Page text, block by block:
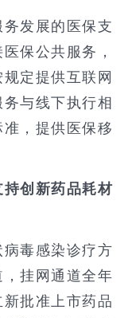
发展的医保支
保公共服务，
定提供互联网
与线下执行相
，提供医保移
创新药品耗材
毒感染诊疗方
挂网通道全年
批准上市药品